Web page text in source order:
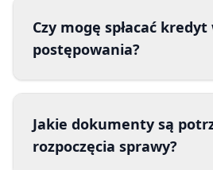
Czy mogę spłacać
postępowania?
Jakie dokumenty są
rozpoczęcia sprawy?